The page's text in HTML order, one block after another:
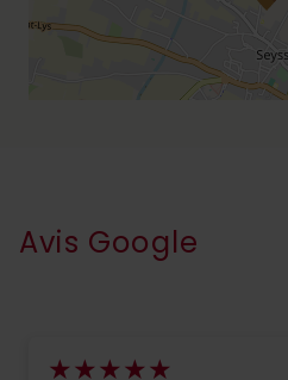
Avis Google